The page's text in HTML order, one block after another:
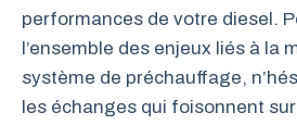
performances de votre diesel.
l’ensemble des enjeux liés à la
système de préchauffage,
les échanges qui foisonnent